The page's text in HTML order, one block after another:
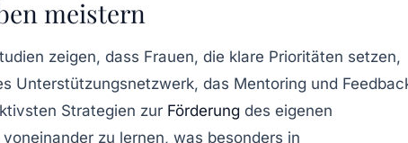
meistern
zeigen, dass Frauen, die klare Prioritäten setzen,
Unterstützungsnetzwerk, das Mentoring und
Strategien zur Förderung des eigenen
zu lernen, was besonders in